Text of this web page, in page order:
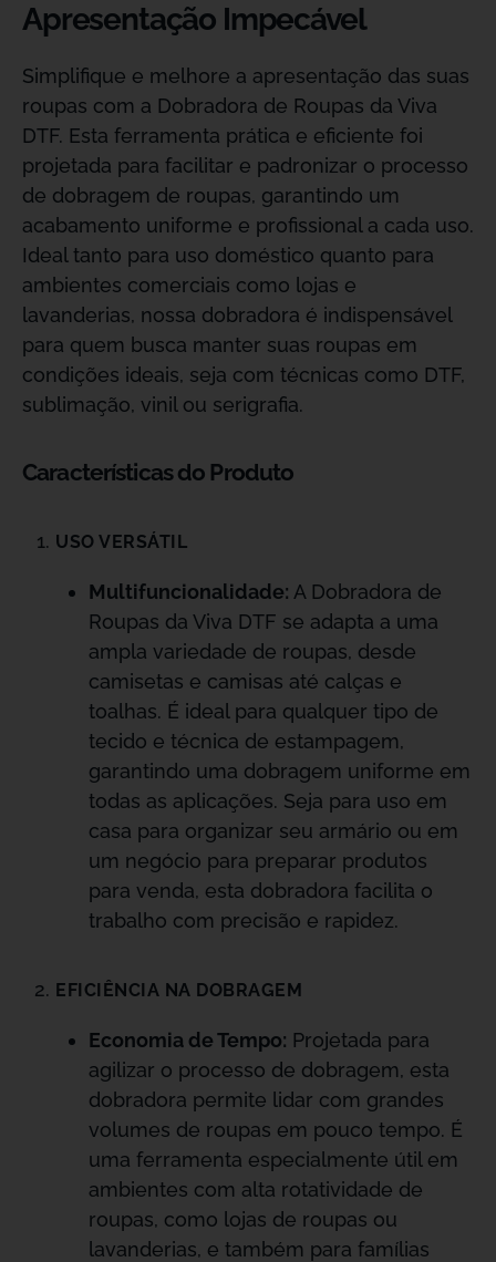
Apresentação Impecável
Simplifique e melhore a apresentação das suas
roupas com a Dobradora de Roupas da Viva
DTF. Esta ferramenta prática e eficiente foi
projetada para facilitar e padronizar o processo
de dobragem de roupas, garantindo um
acabamento uniforme e profissional a cada uso.
Ideal tanto para uso doméstico quanto para
ambientes comerciais como lojas e
lavanderias, nossa dobradora é indispensável
para quem busca manter suas roupas em
condições ideais, seja com técnicas como DTF,
sublimação, vinil ou serigrafia.
Características do Produto
USO VERSÁTIL
Multifuncionalidade: A Dobradora de
Roupas da Viva DTF se adapta a uma
ampla variedade de roupas, desde
camisetas e camisas até calças e
toalhas. É ideal para qualquer tipo de
tecido e técnica de estampagem,
garantindo uma dobragem uniforme em
todas as aplicações. Seja para uso em
casa para organizar seu armário ou em
um negócio para preparar produtos
para venda, esta dobradora facilita o
trabalho com precisão e rapidez.
EFICIÊNCIA NA DOBRAGEM
Economia de Tempo: Projetada para
agilizar o processo de dobragem, esta
dobradora permite lidar com grandes
volumes de roupas em pouco tempo. É
uma ferramenta especialmente útil em
ambientes com alta rotatividade de
roupas, como lojas de roupas ou
lavanderias, e também para famílias